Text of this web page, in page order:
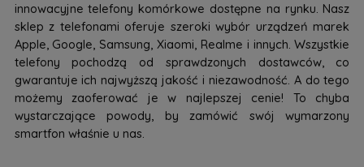
innowacyjne telefony komórkowe dostępne na rynku. Nasz
sklep z telefonami oferuje szeroki wybór urządzeń marek
Apple, Google, Samsung, Xiaomi, Realme i innych. Wszystkie
telefony pochodzą od sprawdzonych dostawców, co
gwarantuje ich najwyższą jakość i niezawodność. A do tego
możemy zaoferować je w najlepszej cenie! To chyba
wystarczające powody, by zamówić swój wymarzony
smartfon właśnie u nas.